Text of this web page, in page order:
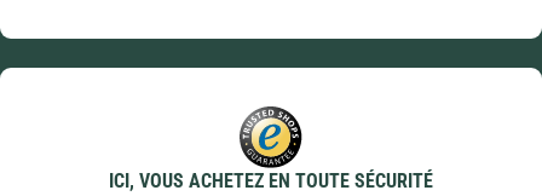
ICI, VOUS ACHETEZ EN TOUTE SÉCURITÉ